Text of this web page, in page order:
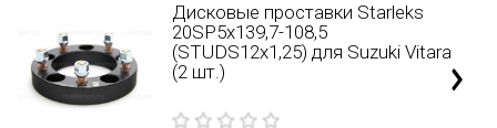
Дисковые проставки Starleks
20SP5х139,7-108,5
(STUDS12х1,25) для Suzuki Vitara
(2 шт.)